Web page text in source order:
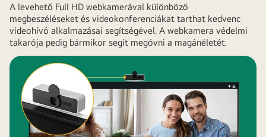
A levehető Full HD webkamerával különböző
megbeszéléseket és videokonferenciákat tarthat kedvenc
videohívó alkalmazásai segítségével. A webkamera védelmi
takarója pedig bármikor segít megóvni a magánéletét.